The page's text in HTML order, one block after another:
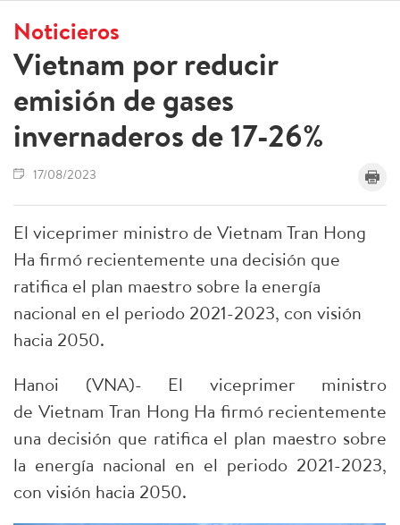
Noticieros
Vietnam por reducir
emisión de gases
invernaderos de 17-26%
17/08/2023
El viceprimer ministro de Vietnam Tran Hong
Ha firmó recientemente una decisión que
ratifica el plan maestro sobre la energía
nacional en el periodo 2021-2023, con visión
hacia 2050.
Hanoi (VNA)- El viceprimer ministro
de Vietnam Tran Hong Ha firmó recientemente
una decisión que ratifica el plan maestro sobre
la energía nacional en el periodo 2021-2023,
con visión hacia 2050.